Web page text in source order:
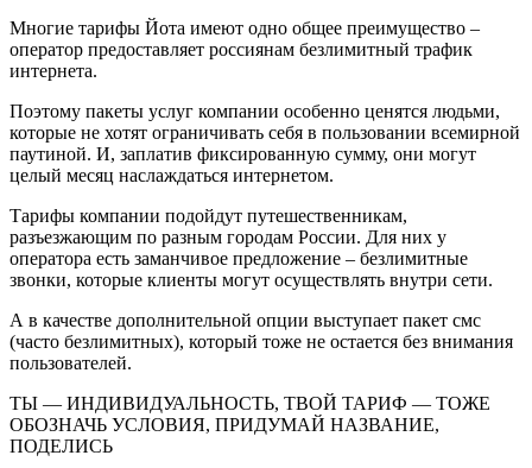
Многие тарифы Йота имеют одно общее преимущество –
оператор предоставляет россиянам безлимитный трафик
интернета.
Поэтому пакеты услуг компании особенно ценятся людьми,
которые не хотят ограничивать себя в пользовании всемирной
паутиной. И, заплатив фиксированную сумму, они могут
целый месяц наслаждаться интернетом.
Тарифы компании подойдут путешественникам,
разъезжающим по разным городам России. Для них у
оператора есть заманчивое предложение – безлимитные
звонки, которые клиенты могут осуществлять внутри сети.
А в качестве дополнительной опции выступает пакет смс
(часто безлимитных), который тоже не остается без внимания
пользователей.
ТЫ — ИНДИВИДУАЛЬНОСТЬ, ТВОЙ ТАРИФ — ТОЖЕ
ОБОЗНАЧЬ УСЛОВИЯ, ПРИДУМАЙ НАЗВАНИЕ,
ПОДЕЛИСЬ